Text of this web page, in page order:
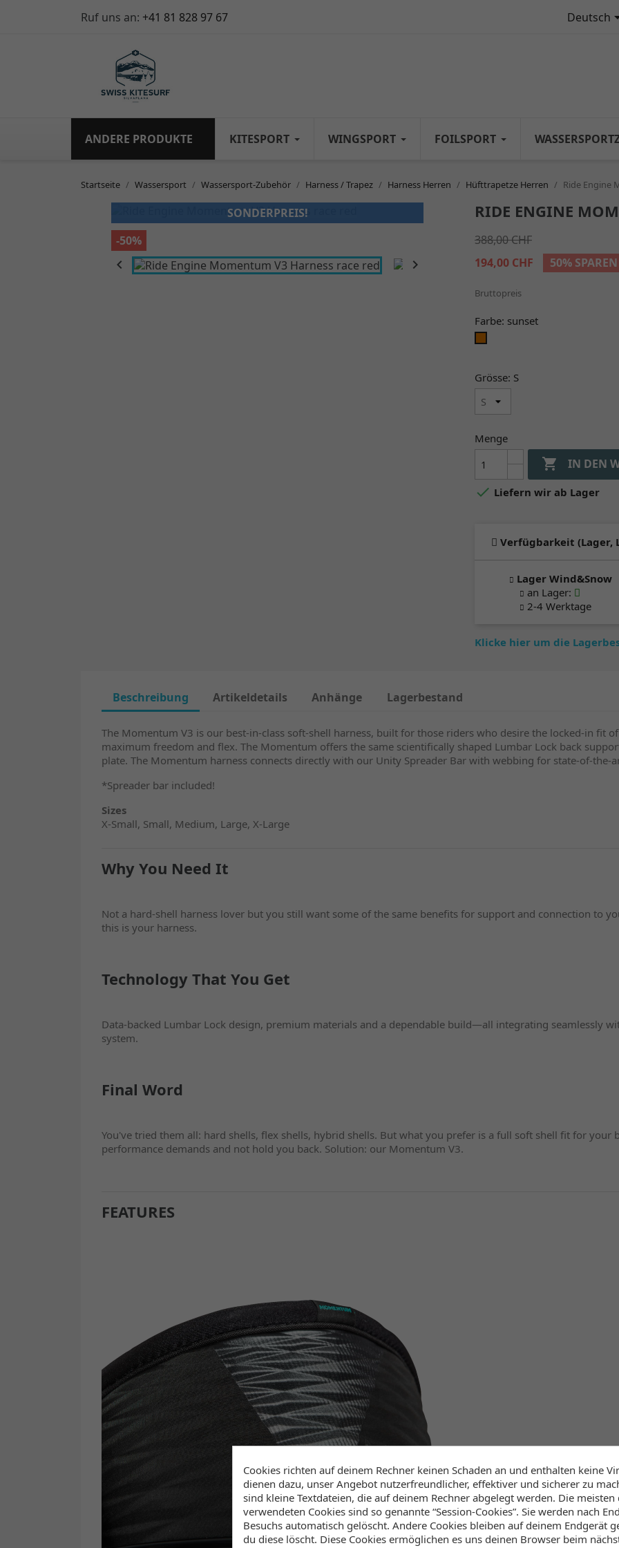
Ruf uns an: +41 81 828 97 67 Deutsch
ANDERE PRODUKTE KITESPORT WINGSPORT FOILSPORT
Startseite Wassersport Wassersport-Zubehör Harness / Trapez Harness Herren Hüfttrapetze Herren Ride Engine
SONDERPREIS!
-50%
 
RIDE ENGINE
388,00 CHF
194,00 CHF
50% SPAREN
Bruttopreis
Farbe: sunset
Grösse: S
Menge
 IN DEN
 Liefern wir ab Lager
Verfügbarkeit (Lager,
Lager Wind&Snow
an Lager:
2-4 Werktage
Klicke hier um die
Beschreibung Artikeldetails Anhänge Lagerbestand
The Momentum V3 is our best-in-class soft-shell harness, built for those riders who desire the locked-in fit
maximum freedom and flex. The Momentum offers the same scientifically shaped Lumbar Lock back
plate. The Momentum harness connects directly with our Unity Spreader Bar with webbing for state-of-the-
*Spreader bar included!
Sizes
X-Small, Small, Medium, Large, X-Large
Why You Need It
Not a hard-shell harness lover but you still want some of the same benefits for support and connection to
this is your harness.
Technology That You Get
Data-backed Lumbar Lock design, premium materials and a dependable build—all integrating seamlessly
system.
Final Word
You've tried them all: hard shells, flex shells, hybrid shells. But what you prefer is a full soft shell fit for
performance demands and not hold you back. Solution: our Momentum V3.
FEATURES
Cookies richten auf deinem Rechner keinen Schaden an und enthalten keine
dienen dazu, unser Angebot nutzerfreundlicher, effektiver und sicherer zu
sind kleine Textdateien, die auf deinem Rechner abgelegt werden. Die
verwendeten Cookies sind so genannte “Session-Cookies”. Sie werden nach
Besuchs automatisch gelöscht. Andere Cookies bleiben auf deinem Endgerät
du diese löscht. Diese Cookies ermöglichen es uns deinen Browser beim